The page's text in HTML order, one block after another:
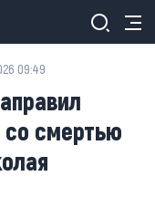
09:49
со смертью